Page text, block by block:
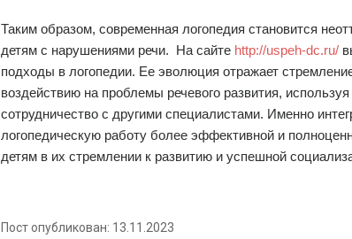
Таким образом, современная логопедия становится
детям с нарушениями речи. На сайте http://uspeh-dc.ru/
подходы в логопедии. Ее эволюция отражает
воздействию на проблемы речевого развития,
сотрудничество с другими специалистами. Именно
логопедическую работу более эффективной и
детям в их стремлении к развитию и успешной
Пост опубликован: 13.11.2023